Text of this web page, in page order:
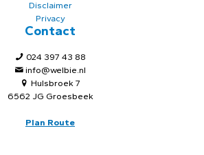
Disclaimer
Privacy
Contact
024 397 43 88
info@welbie.nl
Hulsbroek 7
6562 JG Groesbeek
Plan Route